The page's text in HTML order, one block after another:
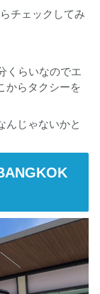
チェックしてみ
くらいなのでエ
からタクシーを
んじゃないかと